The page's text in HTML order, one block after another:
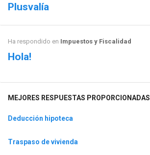
Plusvalía
Ha respondido en Impuestos y Fiscalidad
Hola!
MEJORES RESPUESTAS PROPORCIONADAS
Deducción hipoteca
Traspaso de vivienda